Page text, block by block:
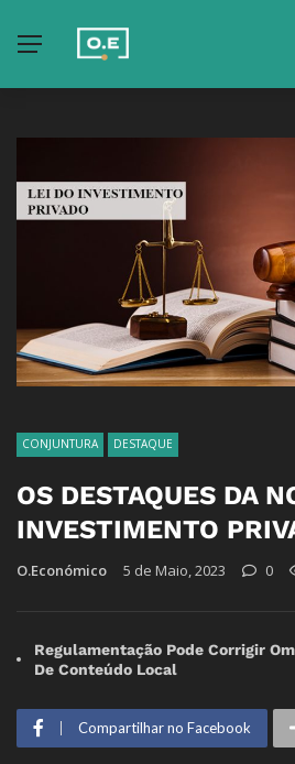
CONJUNTURA DESTAQUE
OS DESTAQUES DA
INVESTIMENTO
O.Económico 5 de Maio, 2023 0
Regulamentação Pode Corrigir
De Conteúdo Local
Compartilhar no Facebook